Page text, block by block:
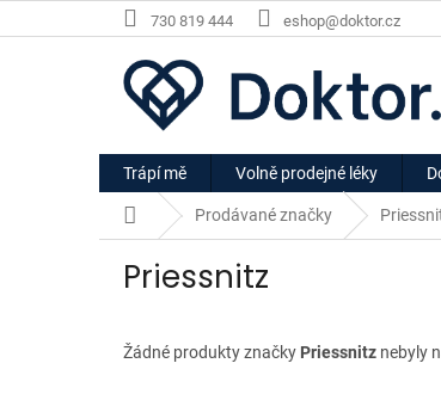
na
730 819 444 eshop@doktor.cz
Trápí mě Volně prodejné léky
Domů Prodávané značky
Priessnitz
Žádné produkty značky Priessnitz nebyly